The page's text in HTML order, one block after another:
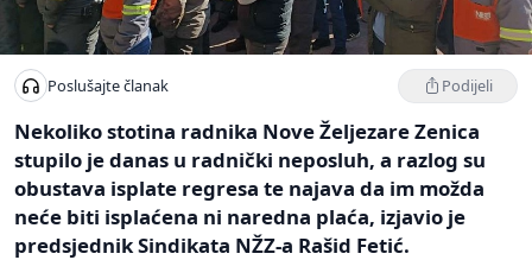
Poslušajte članak Podijeli
Nekoliko stotina radnika Nove Željezare Zenica
stupilo je danas u radnički neposluh, a razlog su
obustava isplate regresa te najava da im možda
neće biti isplaćena ni naredna plaća, izjavio je
predsjednik Sindikata NŽZ-a Rašid Fetić.